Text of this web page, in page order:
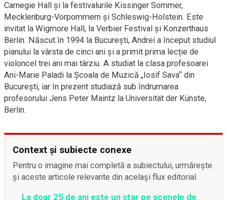
Carnegie Hall și la festivalurile Kissinger Sommer,
Mecklenburg-Vorpommern și Schleswig-Holstein. Este
invitat la Wigmore Hall, la Verbier Festival și Konzerthaus
Berlin. Născut în 1994 la București, Andrei a început studiul
pianului la vârsta de cinci ani și a primit prima lecție de
violoncel trei ani mai târziu. A studiat la clasa profesoarei
Ani-Marie Paladi la Școala de Muzică „Iosif Sava“ din
București, iar în prezent studiază sub îndrumarea
profesorului Jens Peter Maintz la Universität der Künste,
Berlin.
Context și subiecte conexe
Pentru o imagine mai completă a subiectului, urmărește
și aceste articole relevante din același flux editorial.
La doar 25 de ani este un star pe scenele de